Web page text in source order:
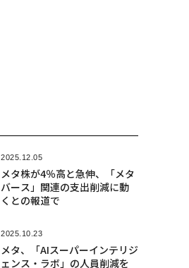
2025.12.05
メタ株が4％高と急伸、「メタ
バース」関連の支出削減に動
くとの報道で
2025.10.23
メタ、「AIスーパーインテリジ
ェンス・ラボ」の人員削減を